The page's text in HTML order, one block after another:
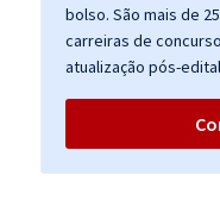
bolso. São mais de
carreiras de
atualização pós-